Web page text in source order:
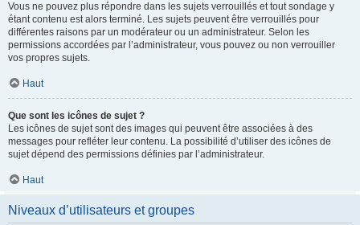
Vous ne pouvez plus répondre dans les sujets verrouillés et tout sondage y
étant contenu est alors terminé. Les sujets peuvent être verrouillés pour
différentes raisons par un modérateur ou un administrateur. Selon les
permissions accordées par l’administrateur, vous pouvez ou non verrouiller
vos propres sujets.
Haut
Que sont les icônes de sujet ?
Les icônes de sujet sont des images qui peuvent être associées à des
messages pour refléter leur contenu. La possibilité d’utiliser des icônes de
sujet dépend des permissions définies par l’administrateur.
Haut
Niveaux d’utilisateurs et groupes